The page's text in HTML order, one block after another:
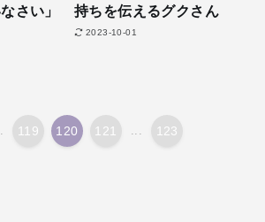
さい」
持ちを伝えるグクさん
2023-10-01
119 120 121 ... 123